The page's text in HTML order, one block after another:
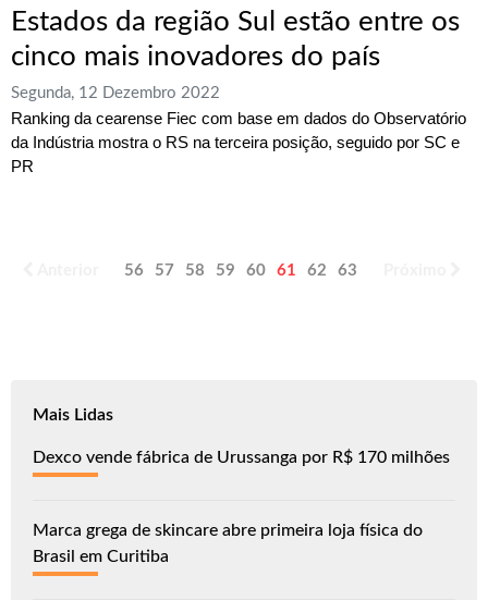
Estados da região Sul estão entre os
cinco mais inovadores do país
Segunda, 12 Dezembro 2022
Ranking da cearense Fiec com base em dados do Observatório
da Indústria mostra o RS na terceira posição, seguido por SC e
PR
56 57 58 59 60 61 62 63
Mais Lidas
Dexco vende fábrica de Urussanga por R$ 170 milhões
Marca grega de skincare abre primeira loja física do
Brasil em Curitiba